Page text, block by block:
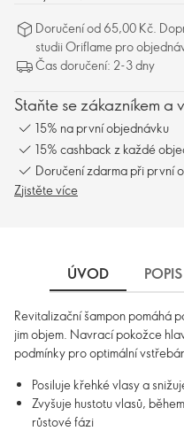
Doručení od 65,00 Kč.
studii Oriflame pro
Čas doručení: 2-3 dny
Staňte se zákazníkem a
15% na první objednávku
15% cashback z každé
Doručení zdarma při první
Zjistěte více
ÚVOD POPIS
Revitalizační šampon pomáhá
jim objem. Navrací pokožce
podmínky pro optimální
Posiluje křehké vlasy a
Zvyšuje hustotu vlasů,
růstové fázi